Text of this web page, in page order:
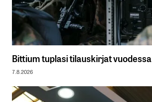
Bittium tuplasi tilauskirjat vuodessa
7.8.2026